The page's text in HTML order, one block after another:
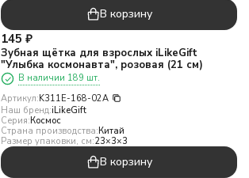
В корзину
145 ₽
Зубная щётка для взрослых iLikeGift
"Улыбка космонавта", розовая (21 см)
В наличии 189 шт.
Артикул:K311E-168-02A
Наш бренд:iLikeGift
Серия:Космос
Страна производства:Китай
Размер упаковки, см:23×3×3
В корзину